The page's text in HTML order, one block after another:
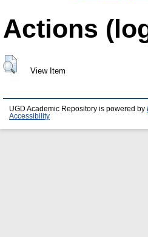
Actions
View Item
UGD Academic Repository is powered by
Accessibility